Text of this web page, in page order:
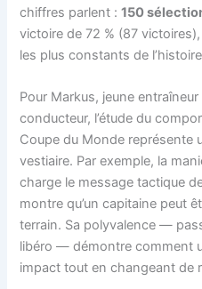
chiffres parlent :150
victoire de 72 % (87
les plus constants de
Pour Markus, jeune
conducteur, l’étude du
Coupe du Monde représente
vestiaire. Par exemple, la
charge le message tactique
montre qu’un capitaine peut
terrain. Sa polyvalence —
libéro — démontre comment
impact tout en changeant de